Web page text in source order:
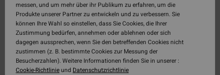
messen, und um mehr über ihr Publikum zu erfahren, um die
Produkte unserer Partner zu entwickeln und zu verbessern. Sie
können Ihre Wahl so einstellen, dass Sie Cookies, die Ihrer
Zustimmung bedürfen, annehmen oder ablehnen oder sich
dagegen aussprechen, wenn Sie den betreffenden Cookies nicht
zustimmen (z. B. bestimmte Cookies zur Messung der
Besucherzahlen). Weitere Informationen finden Sie in unserer :
Cookie-Richtlinieund Datenschutzrichtlinie